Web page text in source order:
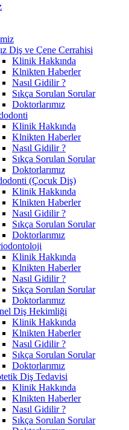
Diş ve Çene Cerrahisi
Klinik Hakkında
Klnikten Haberler
Nasıl Gidilir ?
Sıkça Sorulan Sorular
Doktorlarımız
Klinik Hakkında
Klnikten Haberler
Nasıl Gidilir ?
Sıkça Sorulan Sorular
Doktorlarımız
(Çocuk Diş)
Klinik Hakkında
Klnikten Haberler
Nasıl Gidilir ?
Sıkça Sorulan Sorular
Doktorlarımız
Klinik Hakkında
Klnikten Haberler
Nasıl Gidilir ?
Sıkça Sorulan Sorular
Doktorlarımız
Diş Hekimliği
Klinik Hakkında
Klnikten Haberler
Nasıl Gidilir ?
Sıkça Sorulan Sorular
Doktorlarımız
Diş Tedavisi
Klinik Hakkında
Klnikten Haberler
Nasıl Gidilir ?
Sıkça Sorulan Sorular